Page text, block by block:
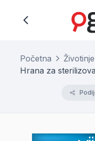
Početna Životinje
Hrana za